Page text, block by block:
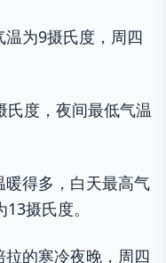
为9摄氏度，周四
氏度，夜间最低气温
得多，白天最高气
摄氏度。
的寒冷夜晚，周四